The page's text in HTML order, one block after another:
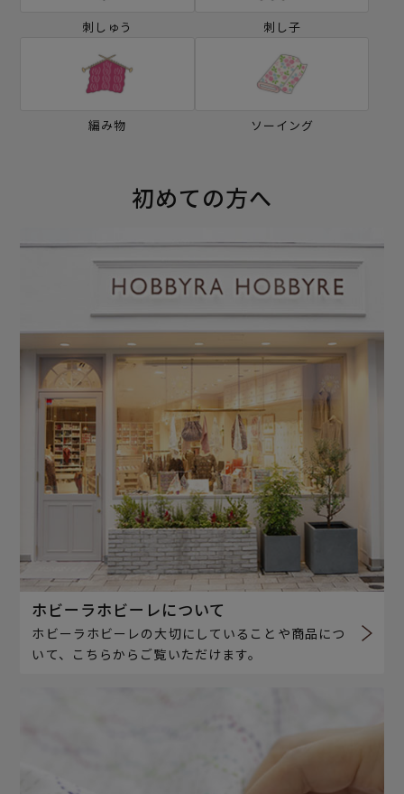
刺しゅう 刺し子
編み物 ソーイング
初めての方へ
ホビーラホビーレについて
ホビーラホビーレの大切にしていることや商品につ
いて、こちらからご覧いただけます。